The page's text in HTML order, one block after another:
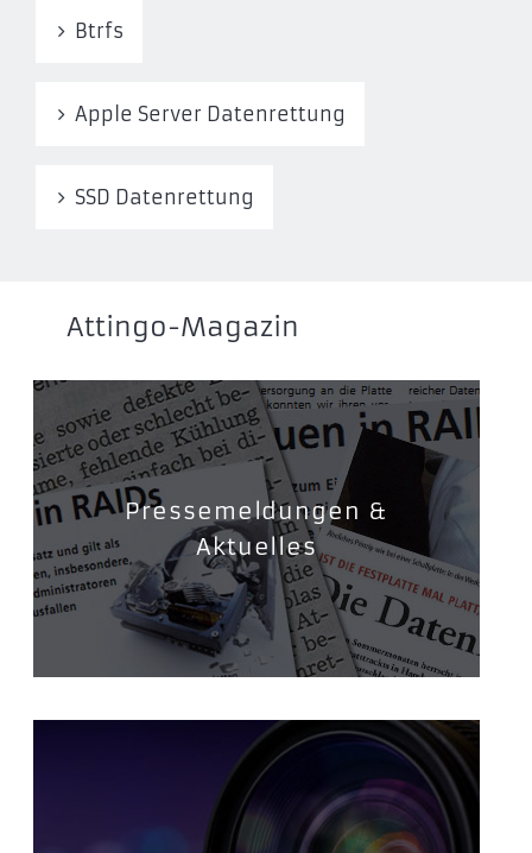
Btrfs
Apple Server Datenrettung
SSD Datenrettung
Attingo-Magazin
Pressemeldungen &
Aktuelles